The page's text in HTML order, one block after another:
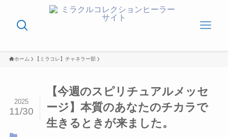
ホーム 【ミラコレ】チャネラー部
【今週のスピリチュアルメッセ
ージ】本質のあなたのチカラで
生きるときが来ました。
2025
11/30